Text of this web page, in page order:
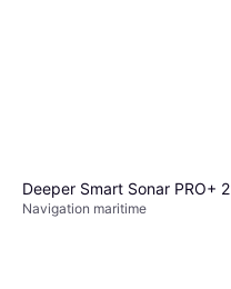
Deeper Smart Sonar PRO+ 2
Navigation maritime